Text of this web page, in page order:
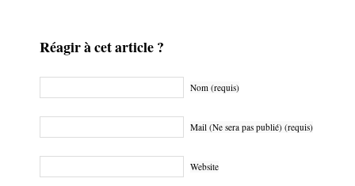
Réagir à cet article ?
Nom (requis)
Mail (Ne sera pas publié) (requis)
Website